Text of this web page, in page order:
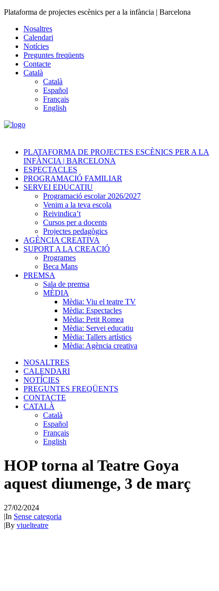
Plataforma de projectes escènics per a la infància | Barcelona
Nosaltres
Calendari
Notícies
Preguntes freqüents
Contacte
Català
Català
Español
Français
English
PLATAFORMA DE PROJECTES ESCÈNICS PER A LA
INFÀNCIA | BARCELONA
ESPECTACLES
PROGRAMACIÓ FAMILIAR
SERVEI EDUCATIU
Programació escolar 2026/2027
Venim a la teva escola
Reivindica’t
Cursos per a docents
Projectes pedagògics
AGÈNCIA CREATIVA
SUPORT A LA CREACIÓ
Programes
Beca Mans
PREMSA
Sala de premsa
MÈDIA
Mèdia: Viu el teatre TV
Mèdia: Espectacles
Mèdia: Petit Romea
Mèdia: Servei educatiu
Mèdia: Tallers artístics
Mèdia: Agència creativa
NOSALTRES
CALENDARI
NOTÍCIES
PREGUNTES FREQÜENTS
CONTACTE
CATALÀ
Català
Español
Français
English
HOP torna al Teatre Goya
aquest diumenge, 3 de març
27/02/2024
|In Sense categoria
|By viuelteatre